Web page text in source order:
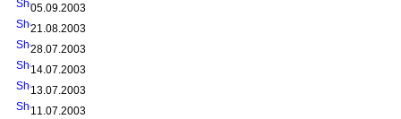
05.09.2003
21.08.2003
28.07.2003
14.07.2003
13.07.2003
11.07.2003